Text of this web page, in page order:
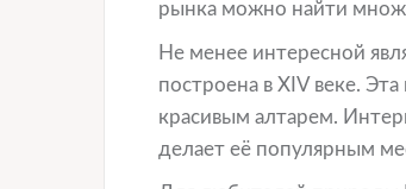
рынка можно найти
Не менее интересной
построена в XIV веке.
красивым алтарем.
делает её популярным